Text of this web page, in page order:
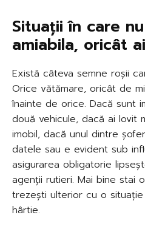
Situații în care
amiabila, oricât
Există câteva semne roșii
Orice vătămare, oricât de
înainte de orice. Dacă sunt
două vehicule, dacă ai lovit
imobil, dacă unul dintre
datele sau e evident sub
asigurarea obligatorie
agenții rutieri. Mai bine stai
trezești ulterior cu o
hârtie.